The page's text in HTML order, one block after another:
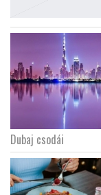
Dubaj csodái